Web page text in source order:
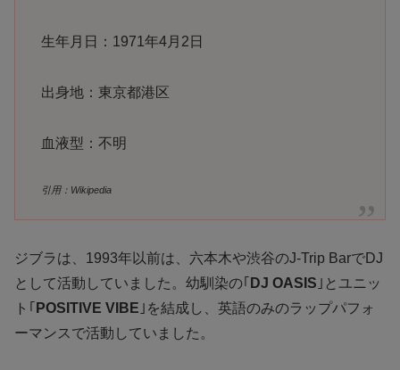
生年月日：1971年4月2日
出身地：東京都港区
血液型：不明
引用：Wikipedia
ジブラは、1993年以前は、六本木や渋谷のJ-Trip BarでDJ
として活動していました。幼馴染の｢ DJ OASIS ｣とユニッ
ト｢ POSITIVE VIBE ｣を結成し、英語のみのラップパフォ
ーマンスで活動していました。